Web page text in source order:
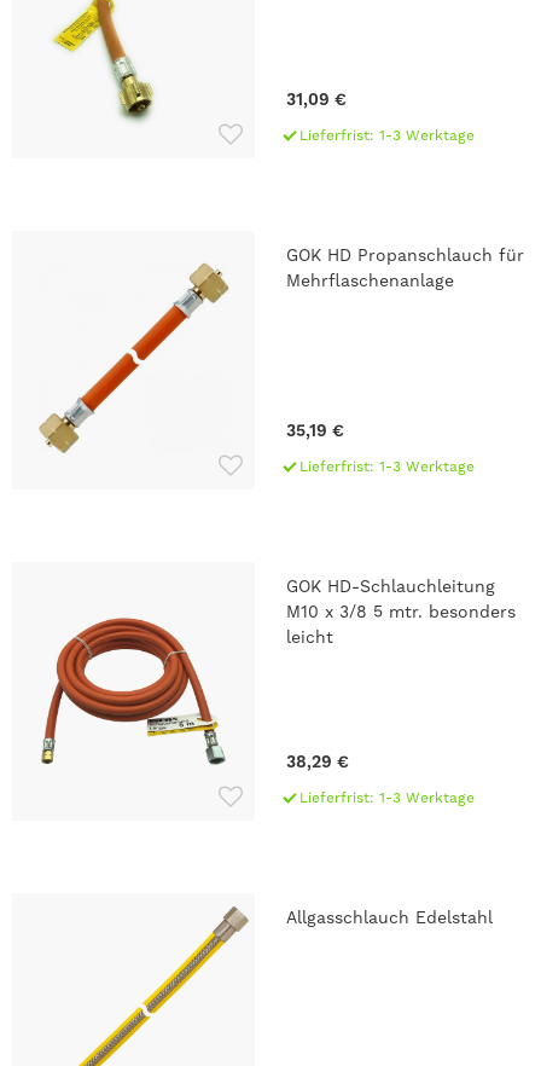
31,09 €
Lieferfrist: 1-3 Werktage
Länge: 400 mm
GOK HD Propanschlauch für
Mehrflaschenanlage
35,19 €
Lieferfrist: 1-3 Werktage
GOK HD-Schlauchleitung
M10 x 3/8 5 mtr. besonders
leicht
38,29 €
Lieferfrist: 1-3 Werktage
Allgasschlauch Edelstahl